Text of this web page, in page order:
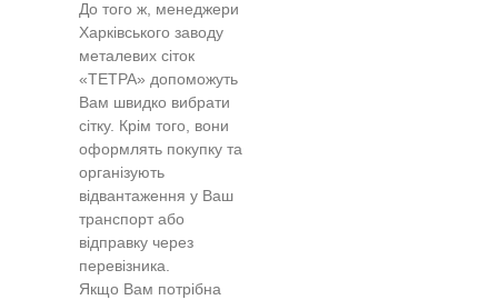
До того ж, менеджери
Харківського заводу
металевих сіток
«ТЕТРА» допоможуть
Вам швидко вибрати
сітку. Крім того, вони
оформлять покупку та
організують
відвантаження у Ваш
транспорт або
відправку через
перевізника.
Якщо Вам потрібна